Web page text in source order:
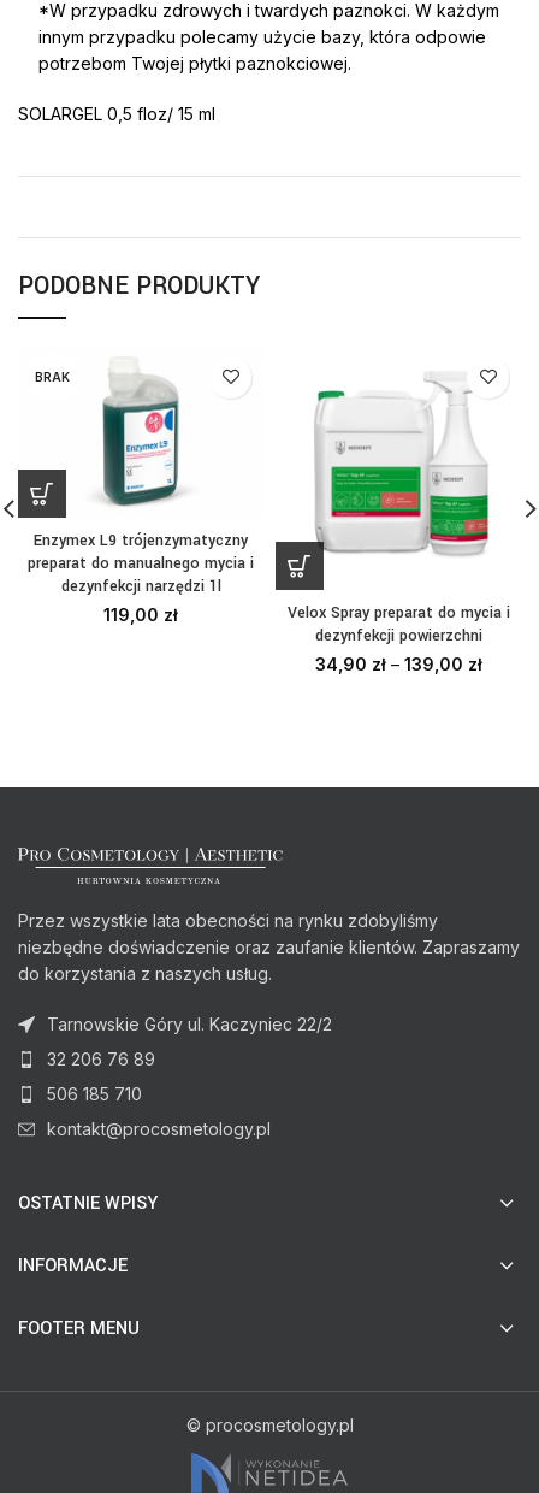
*W przypadku zdrowych i twardych paznokci. W każdym
innym przypadku polecamy użycie bazy, która odpowie
potrzebom Twojej płytki paznokciowej.
SOLARGEL 0,5 floz/ 15 ml
PODOBNE PRODUKTY
BRAK
Enzymex L9 trójenzymatyczny
preparat do manualnego mycia i
dezynfekcji narzędzi 1l
119,00 zł
Velox Spray preparat do mycia i
dezynfekcji powierzchni
34,90 zł– 139,00 zł
Przez wszystkie lata obecności na rynku zdobyliśmy
niezbędne doświadczenie oraz zaufanie klientów. Zapraszamy
do korzystania z naszych usług.
Tarnowskie Góry ul. Kaczyniec 22/2
32 206 76 89
506 185 710
kontakt@procosmetology.pl
OSTATNIE WPISY
INFORMACJE
FOOTER MENU
© procosmetology.pl